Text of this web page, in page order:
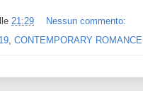
21:29
Nessun commento:
CONTEMPORARY ROMANCE